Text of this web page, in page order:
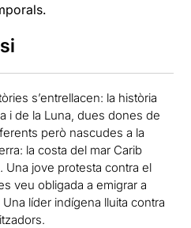
s’entrellacen: la història
i de la Luna, dues dones de
però nascudes a la
la costa del mar Carib
Una jove protesta contra el
veu obligada a emigrar a
Una líder indígena lluita contra